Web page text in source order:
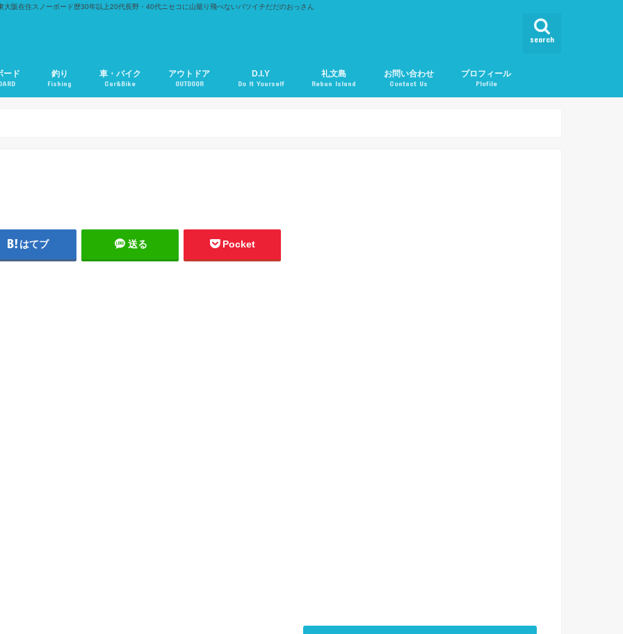
大阪在住スノーボード歴30年以上20代長野・40代ニセコに山籠り飛べないバツイチだだのおっさん
search
ード 釣り
Fishing
車・バイク
Car&Bike
アウトドア
OUTDOOR
D.I.Y
Do It Yourself
礼文島
Rebun Island
お問い合わせ
Contact Us
プロフィール
Plofile
はてブ 送る Pocket